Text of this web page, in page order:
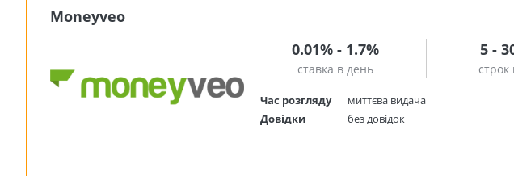
Moneyveo
0.01% - 1.7%
ставка в день
5 -
строк
Час розгляду
миттєва видача
Довідки
без довідок